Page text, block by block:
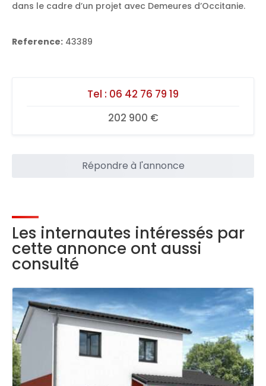
dans le cadre d’un projet avec Demeures d’Occitanie.
Reference: 43389
Tel : 06 42 76 79 19
202 900 €
Répondre à l'annonce
Les internautes intéressés par
cette annonce ont aussi
consulté